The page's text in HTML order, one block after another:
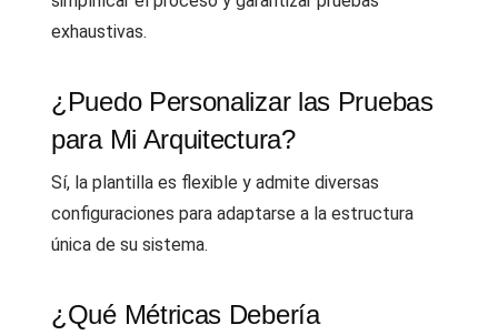
exhaustivas.
¿Puedo Personalizar las Pruebas
para Mi Arquitectura?
Sí, la plantilla es flexible y admite diversas
configuraciones para adaptarse a la estructura
única de su sistema.
¿Qué Métricas Debería